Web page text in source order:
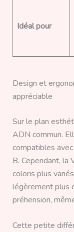
Idéal pour
Design et
appréciable
Sur le plan
ADN commun.
compatibles
B. Cependant, la
coloris plus
légèrement plus
préhension,
Cette petite